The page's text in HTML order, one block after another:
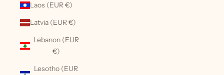
Laos (EUR €)
Latvia (EUR €)
Lebanon (EUR
€)
Lesotho (EUR